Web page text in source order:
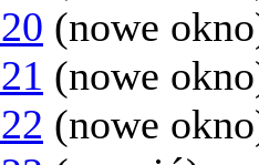
(nowe
(nowe
(nowe